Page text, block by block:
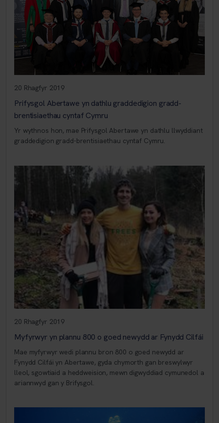
20 Rhagfyr 2019
Prifysgol Abertawe yn dathlu graddedigion gradd-
brentisiaethau cyntaf Cymru
Yr wythnos hon, mae Prifysgol Abertawe yn dathlu llwyddiant
graddedigion gradd-brentisiaethau cyntaf Cymru.
20 Rhagfyr 2019
Myfyrwyr yn plannu 800 o goed newydd ar Fynydd Cilfái
Mae myfyrwyr wedi plannu bron 800 o goed newydd ar
Fynydd Cilfái yn Abertawe, gyda chymorth gan breswylwyr
lleol, sgowtiaid a heddweision, mewn digwyddiad cymunedol a
ariannwyd gan y Brifysgol.